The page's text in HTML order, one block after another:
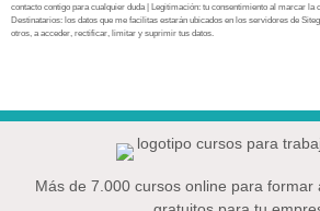
contacto contigo para cualquier duda | Legitimación: tu consentimiento al marcar la
Destinatarios: los datos que me facilitas estarán ubicados en los servidores de
otros, a acceder, rectificar, limitar y suprimir tus datos.
Más de 7.000 cursos online para formar